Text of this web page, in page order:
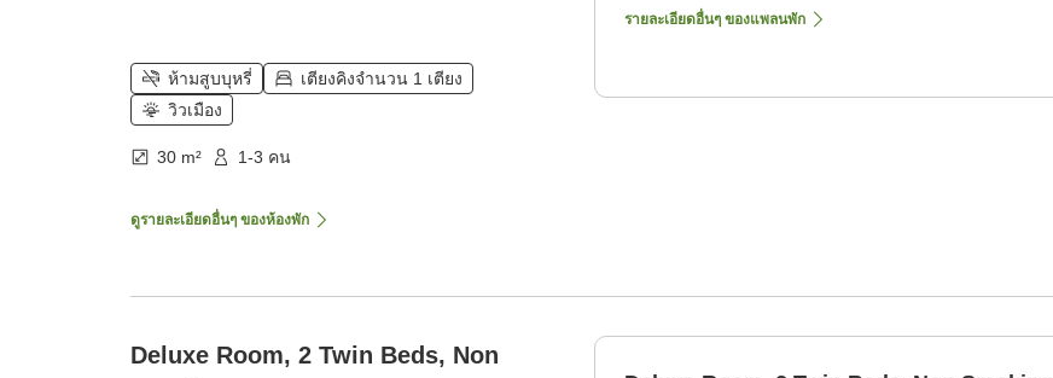
ห้ามสูบบุหรี่
เตียงคิงจำนวน 1 เตียง
วิวเมือง
30 m² 1-3 คน
ดูรายละเอียดอื่นๆ ของห้องพัก
รายละเอียดอื่นๆ ของแพลนพัก
Deluxe Room, 2 Twin Beds, Non